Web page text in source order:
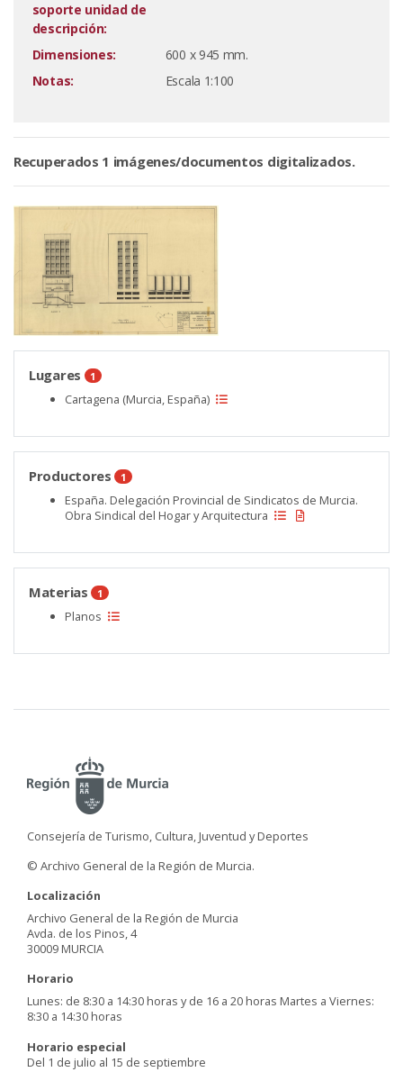
soporte unidad de
descripción:
Dimensiones:
600 x 945 mm.
Notas:
Escala 1:100
Recuperados 1 imágenes/documentos digitalizados.
Lugares 1
Cartagena (Murcia, España)
Productores 1
España. Delegación Provincial de Sindicatos de Murcia.
Obra Sindical del Hogar y Arquitectura
Materias 1
Planos
Consejería de Turismo, Cultura, Juventud y Deportes
© Archivo General de la Región de Murcia.
Localización
Archivo General de la Región de Murcia
Avda. de los Pinos, 4
30009 MURCIA
Horario
Lunes: de 8:30 a 14:30 horas y de 16 a 20 horas Martes a Viernes:
8:30 a 14:30 horas
Horario especial
Del 1 de julio al 15 de septiembre